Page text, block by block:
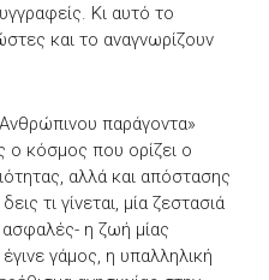
Κι αυτό το
και το αναγνωρίζουν
παράγοντα»
ο κόσμος που ορίζει ο
αλλά και απόστασης
τι γίνεται, μία ζεστασιά
ασφαλές- η ζωή μίας
γάμος, η υπαλληλική